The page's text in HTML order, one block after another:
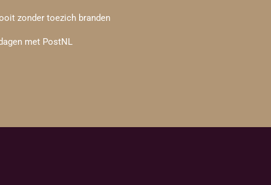
zonder toezich branden
met PostNL